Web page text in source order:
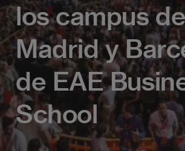
los campus
Madrid y
de EAE
School